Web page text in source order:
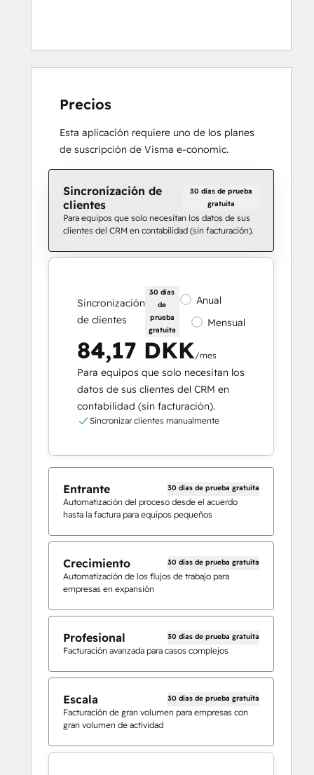
Precios
Esta aplicación requiere uno de los planes
de suscripción de Visma e-conomic.
Sincronización de
clientes
30 días de prueba
gratuita
Para equipos que solo necesitan los datos de sus
clientes del CRM en contabilidad (sin facturación).
Sincronización
de clientes
30 días
de
prueba
gratuita
Anual
Mensual
84,17 DKK/mes
Para equipos que solo necesitan los
datos de sus clientes del CRM en
contabilidad (sin facturación).
Sincronizar clientes manualmente
Entrante 30 días de prueba gratuita
Automatización del proceso desde el acuerdo
hasta la factura para equipos pequeños
Crecimiento 30 días de prueba gratuita
Automatización de los flujos de trabajo para
empresas en expansión
Profesional 30 días de prueba gratuita
Facturación avanzada para casos complejos
Escala 30 días de prueba gratuita
Facturación de gran volumen para empresas con
gran volumen de actividad